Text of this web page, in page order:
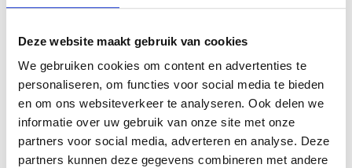
Deze website maakt gebruik van cookies
We gebruiken cookies om content en advertenties te
personaliseren, om functies voor social media te bieden
en om ons websiteverkeer te analyseren. Ook delen we
informatie over uw gebruik van onze site met onze
partners voor social media, adverteren en analyse. Deze
partners kunnen deze gegevens combineren met andere
MIJN EERSTE DOCHTER
MAMA ISABELLA: MIJN
BEVALLINGSVERHAAL DEEL 1